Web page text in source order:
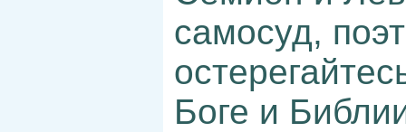
самосуд,
Боге и